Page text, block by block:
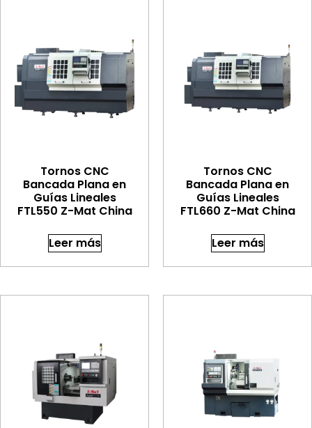
Tornos CNC
Bancada Plana en
Guías Lineales
FTL550 Z-Mat China
Leer más
Tornos CNC
Bancada Plana en
Guías Lineales
FTL660 Z-Mat China
Leer más